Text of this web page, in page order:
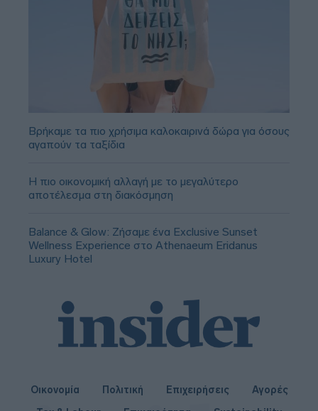
Βρήκαμε τα πιο χρήσιμα καλοκαιρινά δώρα για όσους
αγαπούν τα ταξίδια
Η πιο οικονομική αλλαγή με το μεγαλύτερο
αποτέλεσμα στη διακόσμηση
Balance & Glow: Ζήσαμε ένα Exclusive Sunset
Wellness Experience στο Athenaeum Eridanus
Luxury Hotel
Οικονομία Πολιτική Επιχειρήσεις
Αγορές